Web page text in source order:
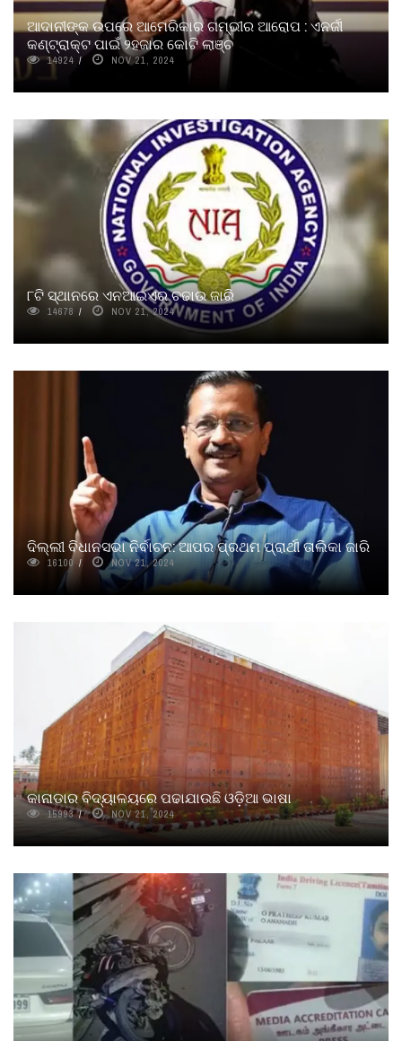
ଆଦାନୀଙ୍କ ଉପରେ ଆମେରିକାର ଗମ୍ଭୀର ଆରୋପ : ଏନର୍ଜୀ
କଣ୍ଟ୍ରାକ୍ଟ ପାଇଁ ୨ହଜାର କୋଟି ଲାଞ୍ଚ
14924 NOV 21, 2024
୮ଟି ସ୍ଥାନରେ ଏନଆଇଏର ଚଢାଉ ଜାରି
14678 NOV 21, 2024
ଦିଲ୍ଲୀ ବିଧାନସଭା ନିର୍ବାଚନ: ଆପର ପ୍ରଥମ ପ୍ରାର୍ଥୀ ତାଲିକା ଜାରି
16100 NOV 21, 2024
କାନାଡାର ବିଦ୍ୟାଳୟରେ ପଢାଯାଉଛି ଓଡ଼ିଆ ଭାଷା
15993 NOV 21, 2024